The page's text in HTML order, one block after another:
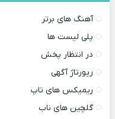
آهنگ های برتر
پلی لیست ها
در انتظار پخش
رپورتاژ آگهی
ریمیکس های تاپ
گلچین های ناب